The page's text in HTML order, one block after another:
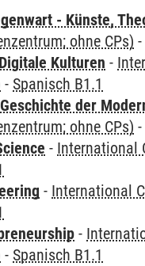
- Künste,
ohne CPs) -
Kulturen -
- Spanisch B1.1
der
ohne CPs) -
- International
- International
-
- Spanisch B1.1